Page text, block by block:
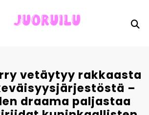
vetäytyy rakkaasta
–
draama paljastaa